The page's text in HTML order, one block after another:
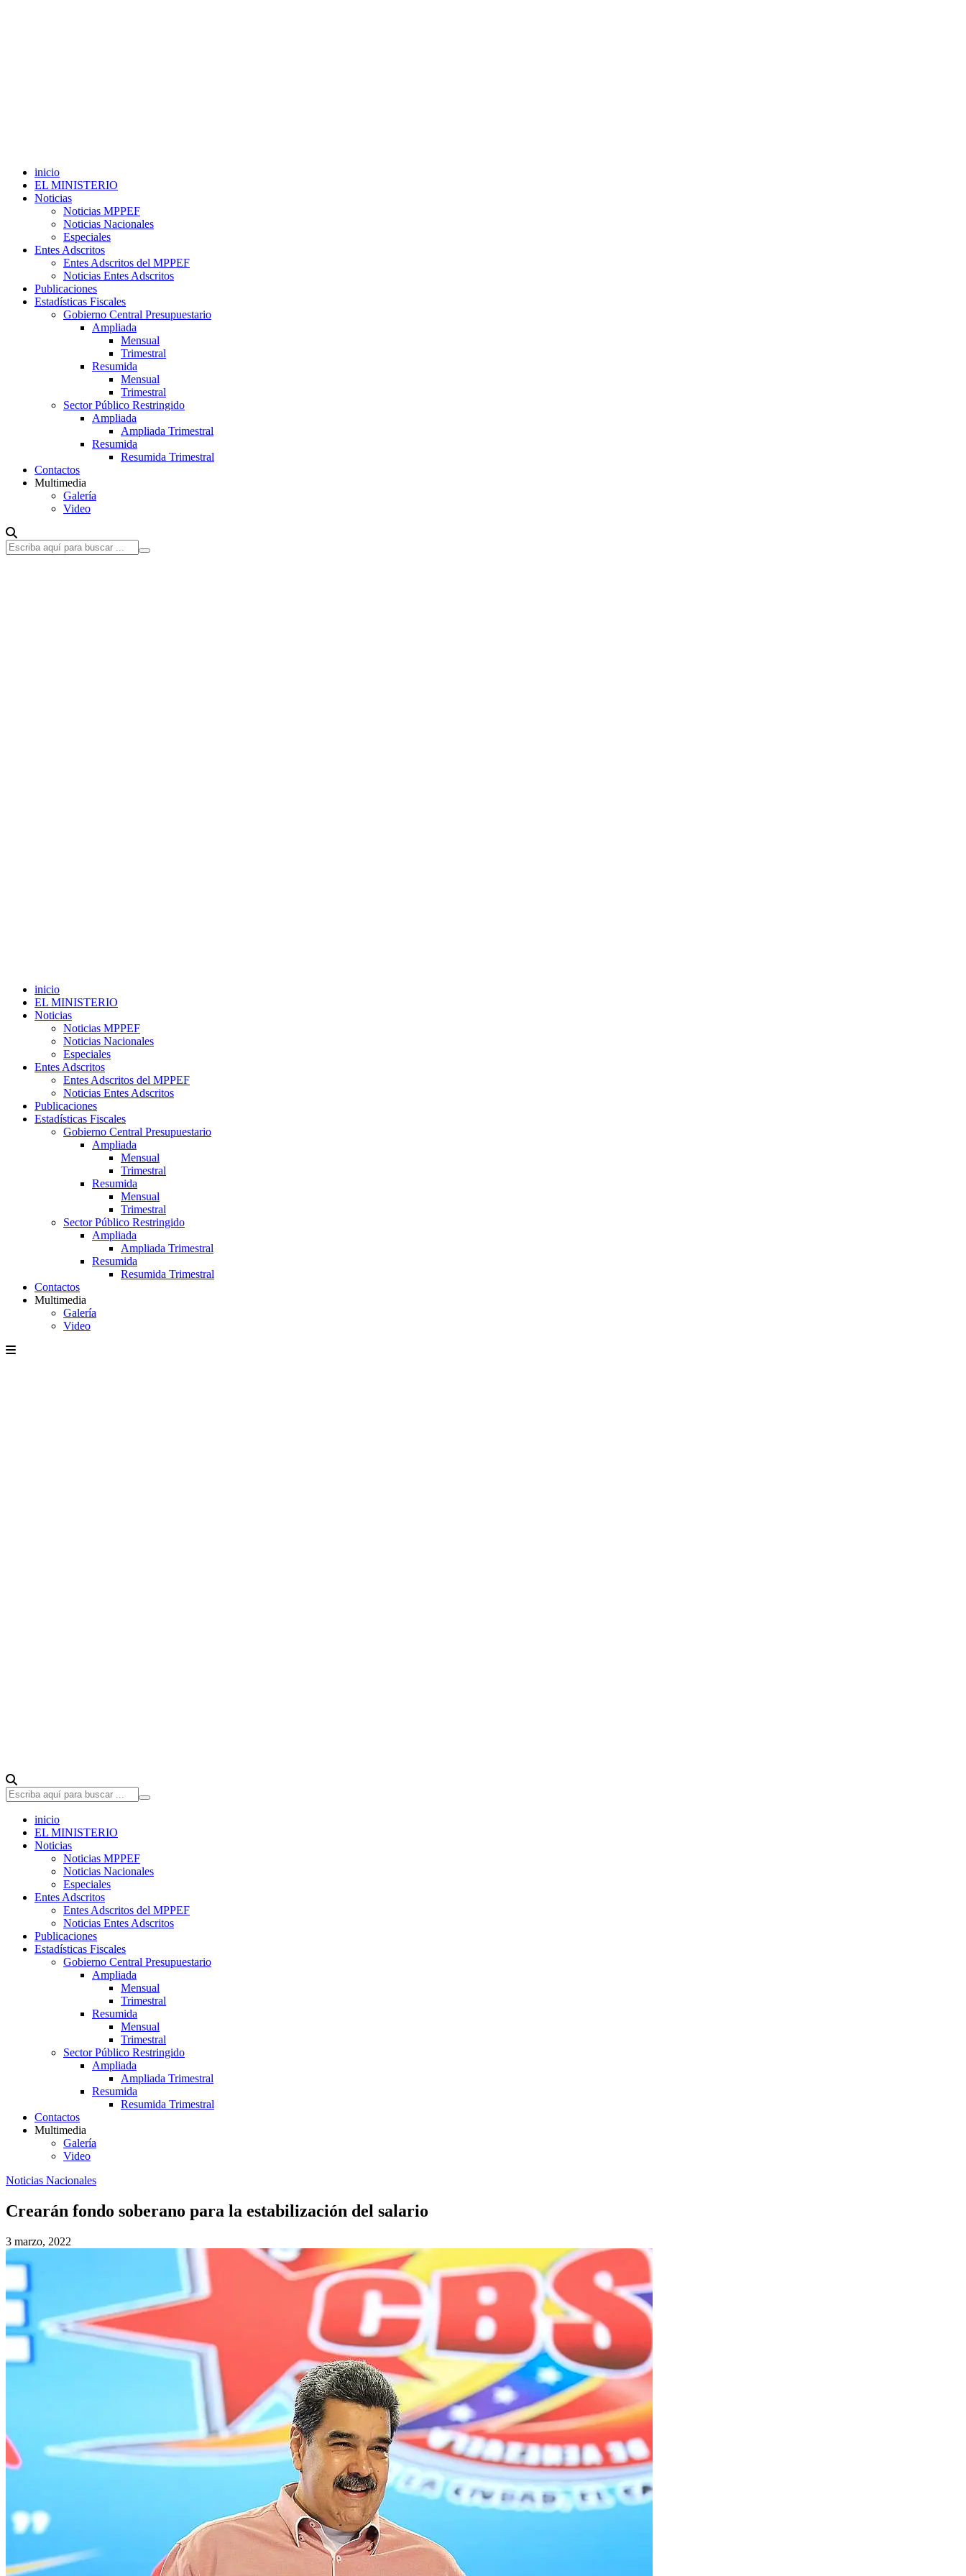
inicio
EL MINISTERIO
Noticias
Noticias MPPEF
Noticias Nacionales
Especiales
Entes Adscritos
Entes Adscritos del MPPEF
Noticias Entes Adscritos
Publicaciones
Estadísticas Fiscales
Gobierno Central Presupuestario
Ampliada
Mensual
Trimestral
Resumida
Mensual
Trimestral
Sector Público Restringido
Ampliada
Ampliada Trimestral
Resumida
Resumida Trimestral
Contactos
Multimedia
Galería
Video
inicio
EL MINISTERIO
Noticias
Noticias MPPEF
Noticias Nacionales
Especiales
Entes Adscritos
Entes Adscritos del MPPEF
Noticias Entes Adscritos
Publicaciones
Estadísticas Fiscales
Gobierno Central Presupuestario
Ampliada
Mensual
Trimestral
Resumida
Mensual
Trimestral
Sector Público Restringido
Ampliada
Ampliada Trimestral
Resumida
Resumida Trimestral
Contactos
Multimedia
Galería
Video
inicio
EL MINISTERIO
Noticias
Noticias MPPEF
Noticias Nacionales
Especiales
Entes Adscritos
Entes Adscritos del MPPEF
Noticias Entes Adscritos
Publicaciones
Estadísticas Fiscales
Gobierno Central Presupuestario
Ampliada
Mensual
Trimestral
Resumida
Mensual
Trimestral
Sector Público Restringido
Ampliada
Ampliada Trimestral
Resumida
Resumida Trimestral
Contactos
Multimedia
Galería
Video
Noticias Nacionales
Crearán fondo soberano para la estabilización del salario
3 marzo, 2022